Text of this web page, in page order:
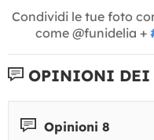
Condividi le tue foto
come @funidelia +
OPINIONI DEI
Opinioni 8